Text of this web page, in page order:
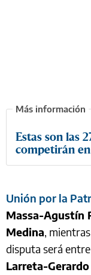
Estas son las
competirán en
Unión por la
Massa-Agustín
Medina,
disputa será
Larreta-